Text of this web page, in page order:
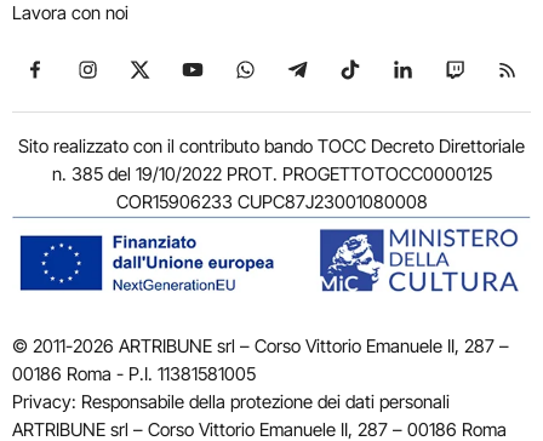
Lavora con noi
Seguici su Facebook
Seguici su Instagram
Seguici su X
Seguici su YouTube
Seguici su WhatsApp
Seguici su Telegram
Seguici su TikTok
Seguici su
Seguici
Sito realizzato con il contributo bando TOCC Decreto Direttoriale
n. 385 del 19/10/2022 PROT. PROGETTOTOCC0000125
COR15906233 CUPC87J23001080008
© 2011-2026 ARTRIBUNE srl – Corso Vittorio Emanuele II, 287 –
00186 Roma - P.I. 11381581005
Privacy: Responsabile della protezione dei dati personali
ARTRIBUNE srl – Corso Vittorio Emanuele II, 287 – 00186 Roma